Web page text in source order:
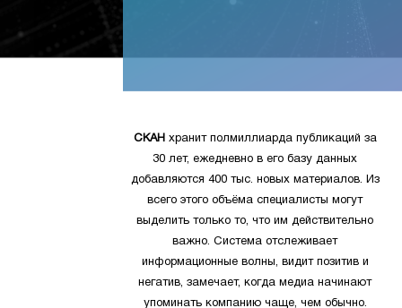
СКАН хранит полмиллиарда публикаций за
30 лет, ежедневно в его базу данных
добавляются 400 тыс. новых материалов. Из
всего этого объёма специалисты могут
выделить только то, что им действительно
важно. Система отслеживает
информационные волны, видит позитив и
негатив, замечает, когда медиа начинают
упоминать компанию чаще, чем обычно.